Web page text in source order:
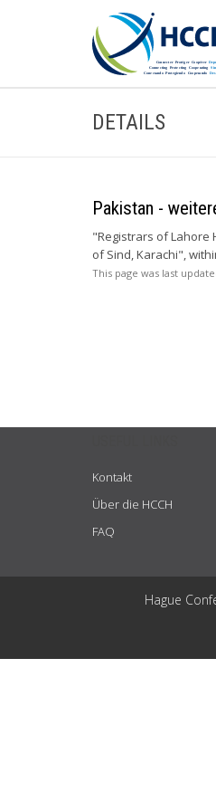
DETAILS
Pakistan -
"Registrars of Lahore
of Sind, Karachi",
This page was last
Kontakt
Über die HCCH
FAQ
Hague